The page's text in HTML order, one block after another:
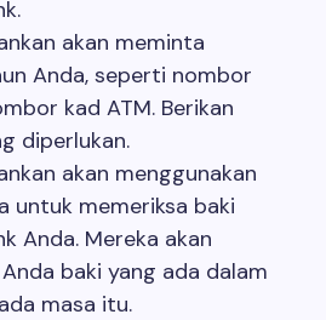
akan meminta
Anda, seperti nombor
kad ATM. Berikan
diperlukan.
akan menggunakan
untuk memeriksa baki
Anda. Mereka akan
baki yang ada dalam
masa itu.